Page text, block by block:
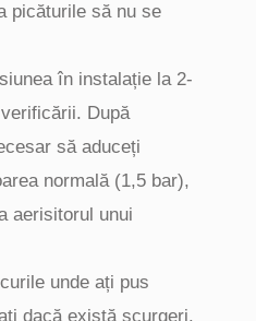
picăturile să nu se
în instalație la 2-
După
să aduceți
normală (1,5 bar),
aerisitorul unui
unde ați pus
dacă există scurgeri.